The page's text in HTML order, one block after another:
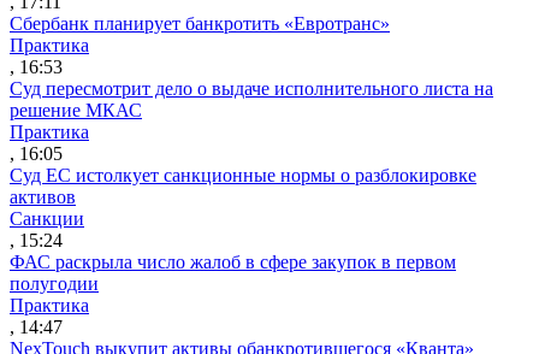
Сбербанк планирует банкротить «Евротранс»
Практика
, 16:53
Суд пересмотрит дело о выдаче исполнительного листа на
решение МКАС
Практика
, 16:05
Суд ЕС истолкует санкционные нормы о разблокировке
активов
Санкции
, 15:24
ФАС раскрыла число жалоб в сфере закупок в первом
полугодии
Практика
, 14:47
NexTouch выкупит активы обанкротившегося «Кванта»